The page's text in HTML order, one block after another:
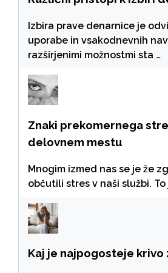
Izbira prave denarnice je
uporabe in vsakodnevnih
razširjenimi možnostmi sta …
Znaki prekomernega
delovnem mestu
Mnogim izmed nas se je že
občutili stres v naši službi. To
Kaj je najpogosteje krivo